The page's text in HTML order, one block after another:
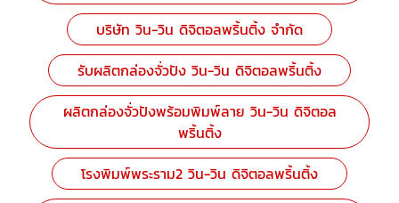
บริษัท วิน-วิน ดิจิตอลพริ้นติ้ง จำกัด
รับผลิตกล่องจั่วปัง วิน-วิน ดิจิตอลพริ้นติ้ง
ผลิตกล่องจั่วปังพร้อมพิมพ์ลาย วิน-วิน ดิจิตอล
พริ้นติ้ง
โรงพิมพ์พระราม2 วิน-วิน ดิจิตอลพริ้นติ้ง